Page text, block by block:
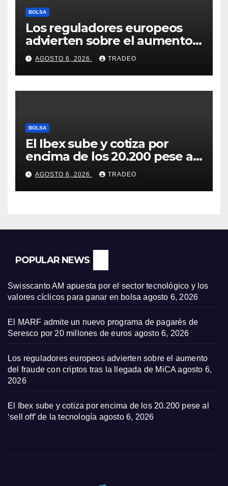
BOLSA
Los reguladores europeos
advierten sobre el aumento
del fraude con criptos tras la
llegada de MiCA
AGOSTO 6, 2026 TRADEO
BOLSA
El Ibex sube y cotiza por
encima de los 20.200 pese al
‘sell off’ de la tecnología
AGOSTO 6, 2026 TRADEO
POPULAR NEWS
Swisscanto AM apuesta por el sector tecnológico y los
valores cíclicos para ganar en bolsa agosto 6, 2026
El MARF admite un nuevo programa de pagarés de
Seresco por 20 millones de euros agosto 6, 2026
Los reguladores europeos advierten sobre el aumento
del fraude con criptos tras la llegada de MiCA agosto 6,
2026
El Ibex sube y cotiza por encima de los 20.200 pese al
‘sell off’ de la tecnología agosto 6, 2026